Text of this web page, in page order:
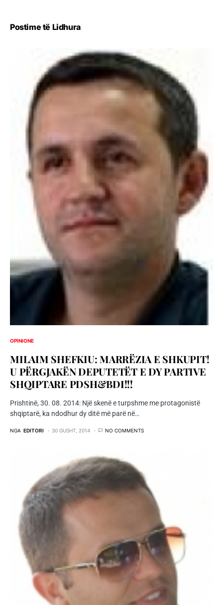
Postime të Lidhura
OPINIONE
MILAIM SHEFKIU: MARRËZIA E SHKUPIT!
U PËRGJAKËN DEPUTETËT E DY PARTIVE
SHQIPTARE PDSH&BDI!!!
Prishtinë, 30. 08. 2014: Një skenë e turpshme me protagonistë
shqiptarë, ka ndodhur dy ditë më parë në…
NGA EDITORI 30 GUSHT, 2014 NO COMMENTS